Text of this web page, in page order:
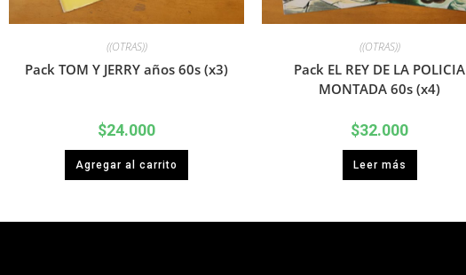
((OTRAS))
Pack TOM Y JERRY años 60s (x3)
$24.000
Agregar al carrito
((OTRAS))
Pack EL REY DE LA POLICIA
MONTADA 60s (x4)
$32.000
Leer más